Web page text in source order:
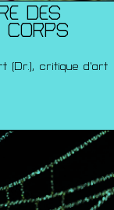
DES
CORPS
(Dr.), critique d’art